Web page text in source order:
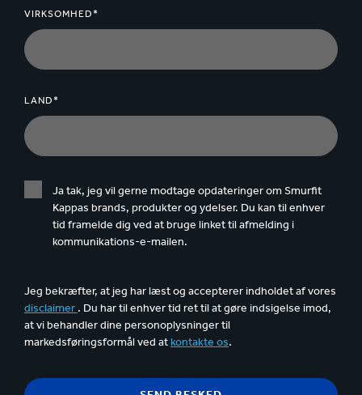
VIRKSOMHED*
LAND*
Ja tak, jeg vil gerne modtage opdateringer om Smurfit
Kappas brands, produkter og ydelser. Du kan til enhver
tid framelde dig ved at bruge linket til afmelding i
kommunikations-e-mailen.
Jeg bekræfter, at jeg har læst og accepterer indholdet af vores
disclaimer . Du har til enhver tid ret til at gøre indsigelse imod,
at vi behandler dine personoplysninger til
markedsføringsformål ved atkontakte os.